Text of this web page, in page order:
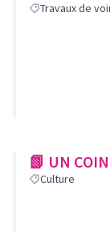
Travaux de
📗 UN
Culture